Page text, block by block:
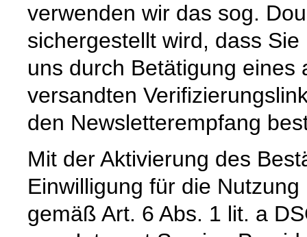
verwenden wir das sog.
sichergestellt wird, dass
uns durch Betätigung
versandten
den Newsletterempfang
Mit der Aktivierung des
Einwilligung für die
gemäß Art. 6 Abs. 1 lit. a